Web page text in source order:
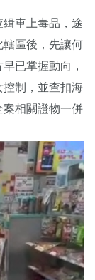
車上毒品，途
轄區後，先讓何
已掌握動向，
制，並查扣海
相關證物一併